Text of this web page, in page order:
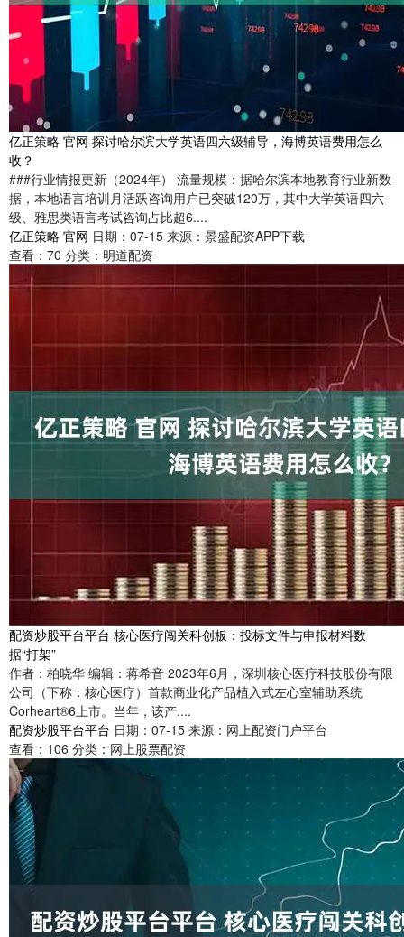
亿正策略 官网 探讨哈尔滨大学英语四六级辅导，海博英语费用怎么
收？
###行业情报更新（2024年） 流量规模：据哈尔滨本地教育行业新数
据，本地语言培训月活跃咨询用户已突破120万，其中大学英语四六
级、雅思类语言考试咨询占比超6....
亿正策略 官网 日期：07-15 来源：景盛配资APP下载
查看： 70 分类： 明道配资
配资炒股平台平台 核心医疗闯关科创板：投标文件与申报材料数
据“打架”
作者：柏晓华 编辑：蒋希音 2023年6月，深圳核心医疗科技股份有限
公司（下称：核心医疗）首款商业化产品植入式左心室辅助系统
Corheart®6上市。当年，该产....
配资炒股平台平台 日期：07-15 来源：网上配资门户平台
查看： 106 分类： 网上股票配资